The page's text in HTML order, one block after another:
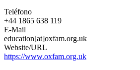
Teléfono
+44 1865 638 119
E-Mail
education[at]oxfam.org.uk
Website/URL
https://www.oxfam.org.uk